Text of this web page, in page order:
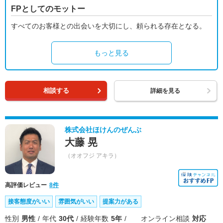
FPとしてのモットー
すべてのお客様との出会いを大切にし、頼られる存在となる。
もっと見る
相談する 詳細を見る
株式会社ほけんのぜんぶ
大藤 晃
（オオフジ アキラ）
高評価レビュー 8件
接客態度がいい 雰囲気がいい 提案力がある
性別 男性 年代 30代 経験年数 5年 オンライン相談 対応